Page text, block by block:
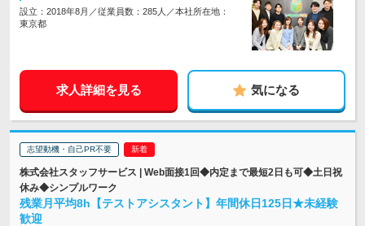
設立：2018年8月／従業員数：285人／本社所在地：
東京都
求人詳細を見る 気になる
志望動機・自己PR不要
株式会社スタッフサービス | Web面接1回◆内定まで最短2日も可◆土日祝
休み◆シンプルワーク
残業月平均8h【テストアシスタント】年間休日125日★未経験
歓迎